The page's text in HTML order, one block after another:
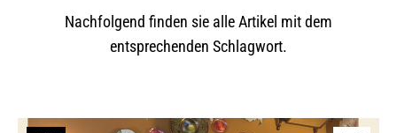
Nachfolgend finden sie alle Artikel mit dem
entsprechenden Schlagwort.